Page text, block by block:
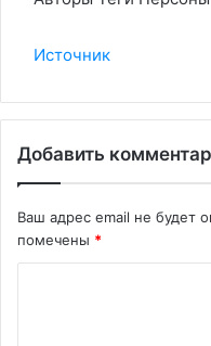
Источник
Добавить
Ваш адрес email не будет
помечены *